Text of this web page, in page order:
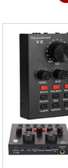
Enviar por
Mensaje